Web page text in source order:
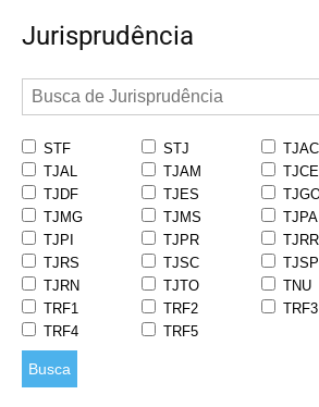
Jurisprudência
STF STJ
TJAC
TJAL
TJAM
TJCE
TJDF
TJES
TJMG
TJMS
TJPA
TJPI
TJPR
TJRR
TJRS
TJSC
TJSP
TJRN
TJTO
TNU
TRF1
TRF2
TRF3
TRF4
TRF5
Busca